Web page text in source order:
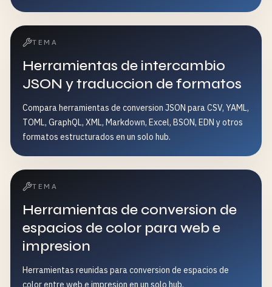
TEMA
Herramientas de intercambio
JSON y traduccion de formatos
Compara herramientas de conversion JSON para CSV, YAML,
TOML, GraphQL, XML, Markdown, Excel, BSON, EDN y otros
formatos estructurados en un solo hub.
TEMA
Herramientas de conversion de
espacios de color para web e
impresion
Herramientas reunidas para conversion de espacios de
color entre web e impresion en un solo hub.